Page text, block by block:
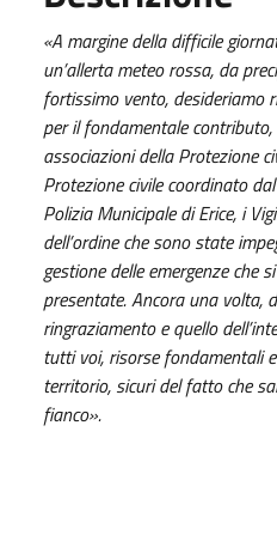
«A margine della difficile
un’allerta meteo rossa, da
fortissimo vento, desideriamo
per il fondamentale
associazioni della Protezione
Protezione civile coordinato
Polizia Municipale di Erice, i
dell’ordine che sono state
gestione delle emergenze che
presentate. Ancora una volta,
ringraziamento e quello
tutti voi, risorse fondamentali
territorio, sicuri del fatto che
fianco».